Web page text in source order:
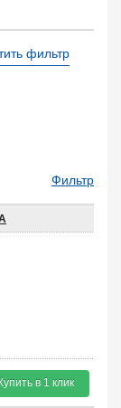
фильтр
Фильтр
Купить в 1 клик